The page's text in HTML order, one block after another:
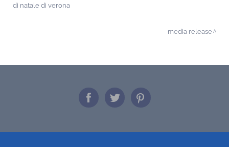
di natale di verona
media release